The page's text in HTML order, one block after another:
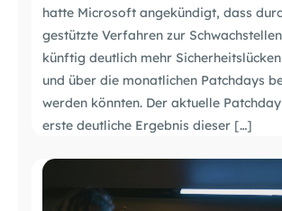
hatte Microsoft angekündigt, dass
gestützte Verfahren zur
künftig deutlich mehr
und über die monatlichen Patchdays
werden könnten. Der aktuelle
erste deutliche Ergebnis dieser […]